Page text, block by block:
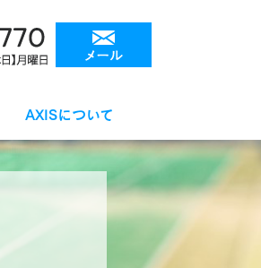
AXISについて